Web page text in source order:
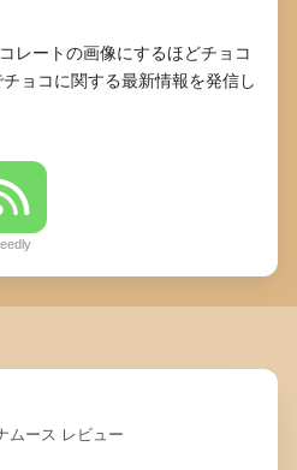
レートの画像にするほどチョコ
ョコに関する最新情報を発信し
ムース レビュー